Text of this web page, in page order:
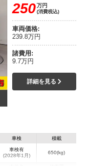
250万円
(消費税込)
車両価格:
239.8万円
諸費用:
9.7万円
詳細を見る
車検
車検有
(2028年1月)
積載
650(kg)